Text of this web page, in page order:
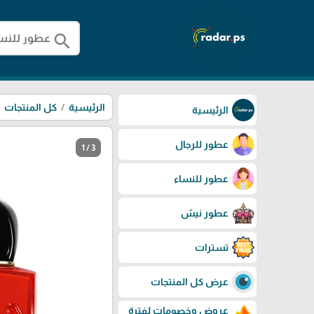
search
الرئيسية
عطور للرجال
عطور للنساء
عطور نيش
تسترات
عرض كل المنتجات
عروض وخصومات لفترة
الرئيسية كل المنتجات
1 / 3